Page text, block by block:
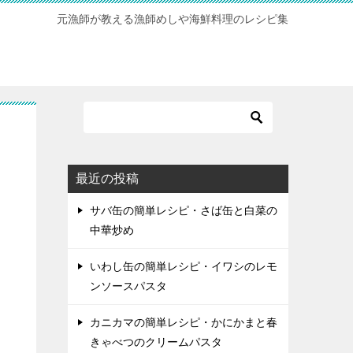
元漁師が教える漁師めしや海鮮料理のレシピ集
最近の投稿
サバ缶の簡単レシピ・さば缶と白菜の
中華炒め
いわし缶の簡単レシピ・イワシのレモ
ンソースパスタ
カニカマの簡単レシピ・かにかまと春
きゃべつのクリームパスタ